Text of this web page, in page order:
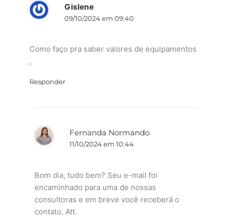
Gislene
09/10/2024 em 09:40
Como faço pra saber valores de equipamentos
,
Responder
Fernanda Normando
11/10/2024 em 10:44
Bom dia, tudo bem? Seu e-mail foi
encaminhado para uma de nossas
consultoras e em breve você receberá o
contato. Att.